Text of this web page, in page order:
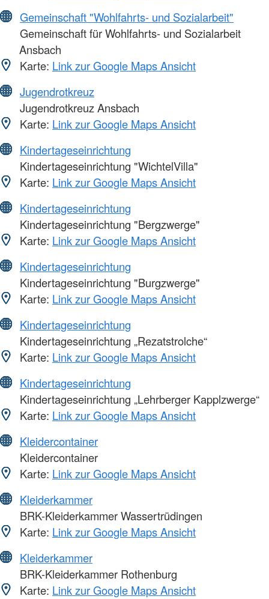
Gemeinschaft "Wohlfahrts- und Sozialarbeit"
Gemeinschaft für Wohlfahrts- und Sozialarbeit
Ansbach
Karte: Link zur Google Maps Ansicht
Jugendrotkreuz
Jugendrotkreuz Ansbach
Karte: Link zur Google Maps Ansicht
Kindertageseinrichtung
Kindertageseinrichtung "WichtelVilla"
Karte: Link zur Google Maps Ansicht
Kindertageseinrichtung
Kindertageseinrichtung "Bergzwerge"
Karte: Link zur Google Maps Ansicht
Kindertageseinrichtung
Kindertageseinrichtung "Burgzwerge"
Karte: Link zur Google Maps Ansicht
Kindertageseinrichtung
Kindertageseinrichtung „Rezatstrolche“
Karte: Link zur Google Maps Ansicht
Kindertageseinrichtung
Kindertageseinrichtung „Lehrberger Kapplzwerge“
Karte: Link zur Google Maps Ansicht
Kleidercontainer
Kleidercontainer
Karte: Link zur Google Maps Ansicht
Kleiderkammer
BRK-Kleiderkammer Wassertrüdingen
Karte: Link zur Google Maps Ansicht
Kleiderkammer
BRK-Kleiderkammer Rothenburg
Karte: Link zur Google Maps Ansicht